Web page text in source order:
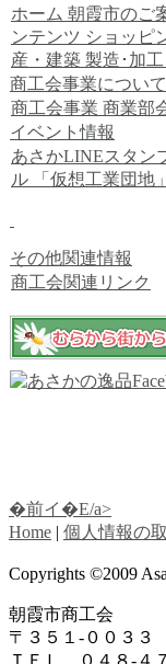
ホーム 朝霞市のご
ンテンツ ショッピ
産・建築 製造･加
商工会事業について
商工会事業 商業部
イベント情報
あさかLINEスタン
ル
「仮想工業団地
その他関連情報
商工会関連リンク
�前イ�E/a>
Home | 個人情報の
Copyrights ©2009
朝霞市商工会
〒３５１-００３３
ＴＥＬ ０４８-